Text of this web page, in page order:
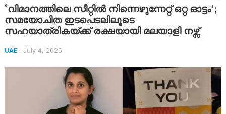
‘വിമാനത്തിലെ സീറ്റിൽ നിന്നെഴുന്നേറ്റ് ഒറ്റ ഓട്ടം’;
സമയോചിത ഇടപെടലിലൂടെ
സഹയാത്രികയ്ക്ക് രക്ഷയായി മലയാളി നഴ്സ്
UAE July 4, 2026